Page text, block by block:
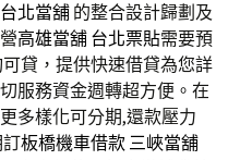
台北當舖 的整合設計歸劃及
高雄當舖 台北票貼需要預
貸，提供快速借貸為您詳
服務資金週轉超方便。在
多樣化可分期,還款壓力
板橋機車借款 三峽當舖